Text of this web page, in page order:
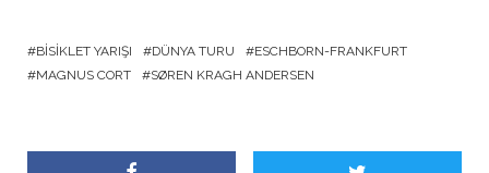
BISIKLET YARIŞI DÜNYA TURU
ESCHBORN-FRANKFURT
MAGNUS CORT
SØREN KRAGH ANDERSEN